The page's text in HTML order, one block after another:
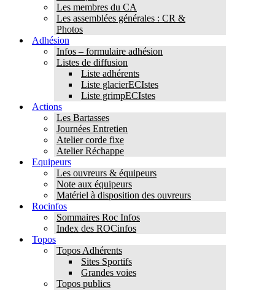
Les membres du CA
Les assemblées générales : CR &
Photos
Adhésion
Infos – formulaire adhésion
Listes de diffusion
Liste adhérents
Liste glacierECIstes
Liste grimpECIstes
Actions
Les Bartasses
Journées Entretien
Atelier corde fixe
Atelier Réchappe
Equipeurs
Les ouvreurs & équipeurs
Note aux équipeurs
Matériel à disposition des ouvreurs
Rocinfos
Sommaires Roc Infos
Index des ROCinfos
Topos
Topos Adhérents
Sites Sportifs
Grandes voies
Topos publics